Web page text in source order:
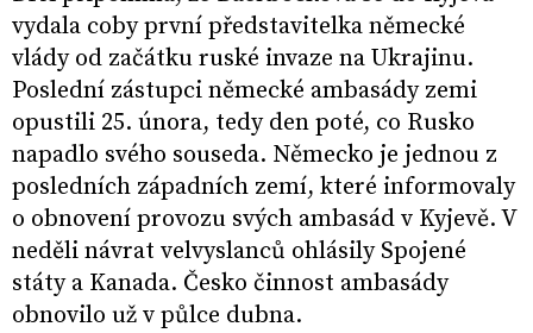
vydala coby první představitelka německé
vlády od začátku ruské invaze na Ukrajinu.
Poslední zástupci německé ambasády zemi
opustili 25. února, tedy den poté, co Rusko
napadlo svého souseda. Německo je jednou z
posledních západních zemí, které informovaly
o obnovení provozu svých ambasád v Kyjevě. V
neděli návrat velvyslanců ohlásily Spojené
státy a Kanada. Česko činnost ambasády
obnovilo už v půlce dubna.